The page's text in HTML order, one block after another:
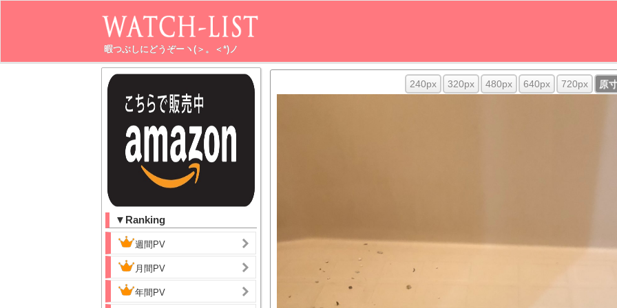
暇つぶしにどうぞーヽ(＞。＜*)ノ
▼Ranking
週間PV
月間PV
年間PV
240px 320px 480px 640px 720px 原